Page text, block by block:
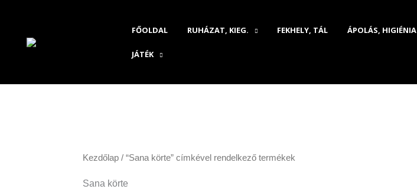
content
FŐOLDAL RUHÁZAT, KIEG. FEKHELY, TÁL ÁPOLÁS, HIGIÉNIA
JÁTÉK
Kezdőlap / “Sana körte” címkével rendelkező termékek
Sana körte